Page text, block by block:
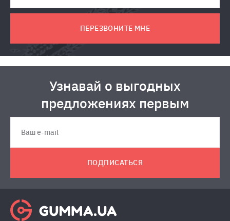
ПЕРЕЗВОНИТЕ МНЕ
Узнавай о выгодных
предложениях первым
ПОДПИСАТЬСЯ